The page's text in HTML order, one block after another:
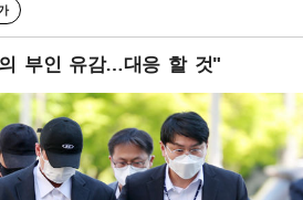
부인 유감…대응 할 것"